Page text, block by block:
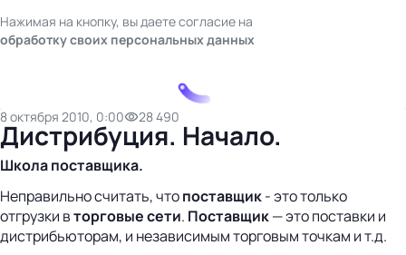
Нажимая на кнопку, вы даете согласие на
обработку своих персональных данных
8 октября 2010, 0:00 28 490
Дистрибуция. Начало.
Школа поставщика.
Неправильно считать, чтопоставщик- это только
отгрузки вторговые сети. Поставщик— это поставки и
дистрибьюторам, и независимым торговым точкам и т.д.